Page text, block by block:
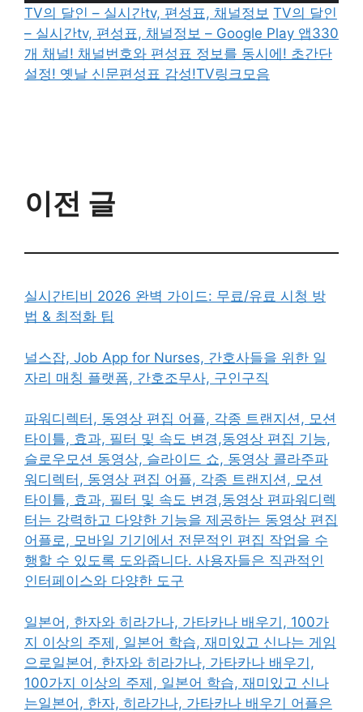
TV의 달인 – 실시간tv, 편성표, 채널정보 TV의 달인
– 실시간tv, 편성표, 채널정보 – Google Play 앱330
개 채널! 채널번호와 편성표 정보를 동시에! 초간단
설정! 옛날 신문편성표 감성!TV링크모음
이전 글
실시간티비 2026 완벽 가이드: 무료/유료 시청 방
법 & 최적화 팁
널스잡, Job App for Nurses, 간호사들을 위한 일
자리 매칭 플랫폼, 간호조무사, 구인구직
파워디렉터, 동영상 편집 어플, 각종 트랜지션, 모션
타이틀, 효과, 필터 및 속도 변경,동영상 편집 기능,
슬로우모션 동영상, 슬라이드 쇼, 동영상 콜라주파
워디렉터, 동영상 편집 어플, 각종 트랜지션, 모션
타이틀, 효과, 필터 및 속도 변경,동영상 편파워디렉
터는 강력하고 다양한 기능을 제공하는 동영상 편집
어플로, 모바일 기기에서 전문적인 편집 작업을 수
행할 수 있도록 도와줍니다. 사용자들은 직관적인
인터페이스와 다양한 도구
일본어, 한자와 히라가나, 가타카나 배우기, 100가
지 이상의 주제, 일본어 학습, 재미있고 신나는 게임
으로일본어, 한자와 히라가나, 가타카나 배우기,
100가지 이상의 주제, 일본어 학습, 재미있고 신나
는일본어, 한자, 히라가나, 가타카나 배우기 어플은